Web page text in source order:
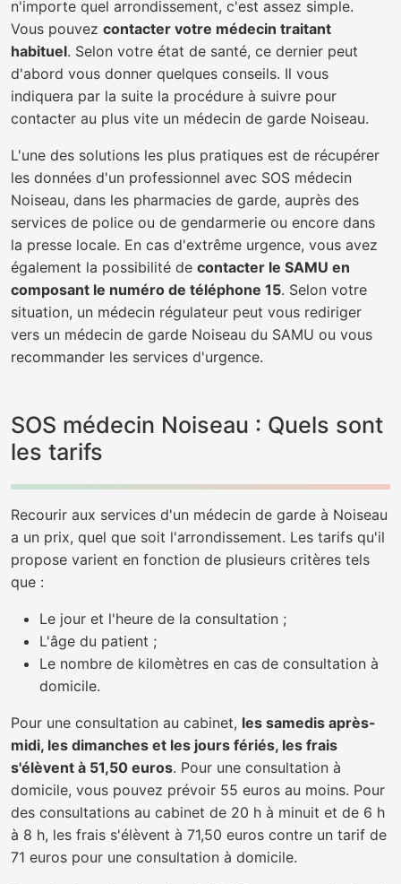
n'importe quel arrondissement, c'est assez simple.
Vous pouvez contacter votre médecin traitant
habituel. Selon votre état de santé, ce dernier peut
d'abord vous donner quelques conseils. Il vous
indiquera par la suite la procédure à suivre pour
contacter au plus vite un médecin de garde Noiseau.
L'une des solutions les plus pratiques est de récupérer
les données d'un professionnel avec SOS médecin
Noiseau, dans les pharmacies de garde, auprès des
services de police ou de gendarmerie ou encore dans
la presse locale. En cas d'extrême urgence, vous avez
également la possibilité de contacter le SAMU en
composant le numéro de téléphone 15. Selon votre
situation, un médecin régulateur peut vous rediriger
vers un médecin de garde Noiseau du SAMU ou vous
recommander les services d'urgence.
SOS médecin Noiseau : Quels sont
les tarifs
Recourir aux services d'un médecin de garde à Noiseau
a un prix, quel que soit l'arrondissement. Les tarifs qu'il
propose varient en fonction de plusieurs critères tels
que :
Le jour et l'heure de la consultation ;
L'âge du patient ;
Le nombre de kilomètres en cas de consultation à
domicile.
Pour une consultation au cabinet, les samedis après-
midi, les dimanches et les jours fériés, les frais
s'élèvent à 51,50 euros. Pour une consultation à
domicile, vous pouvez prévoir 55 euros au moins. Pour
des consultations au cabinet de 20 h à minuit et de 6 h
à 8 h, les frais s'élèvent à 71,50 euros contre un tarif de
71 euros pour une consultation à domicile.